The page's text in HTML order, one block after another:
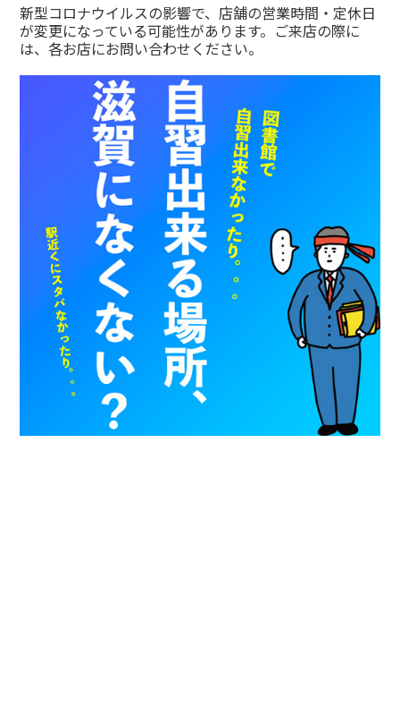
新型コロナウイルスの影響で、店舗の営業時間・定休日
が変更になっている可能性があります。ご来店の際に
は、各お店にお問い合わせください。